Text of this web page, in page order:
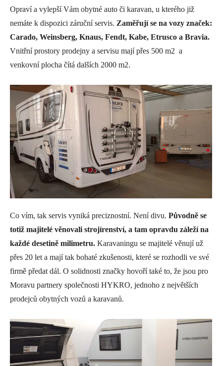
Opraví a vylepší Vám obytné auto či karavan, u kterého již
nemáte k dispozici záruční servis. Zaměřují se na vozy značek:
Carado, Weinsberg, Knaus, Fendt, Kabe, Etrusco a Bravia.
Vnitřní prostory prodejny a servisu mají přes 500 m2 a
venkovní plocha čítá dalších 2000 m2.
Co vím, tak servis vyniká preciznostní. Není divu. Původně se
totiž majitelé věnovali strojírenství, a tam opravdu záleží na
každé desetině milimetru. Karavaningu se majitelé věnují už
přes 20 let a mají tak bohaté zkušenosti, které se rozhodli ve své
firmě předat dál. O solidnosti značky hovoří také to, že jsou pro
Moravu partnery společnosti HYKRO, jednoho z největších
prodejců obytných vozů a karavanů.